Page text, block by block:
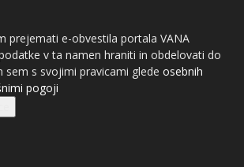
prejemati e-obvestila portala VANA
v ta namen hraniti in obdelovati do
sem s svojimi pravicami glede osebnih
pogoji